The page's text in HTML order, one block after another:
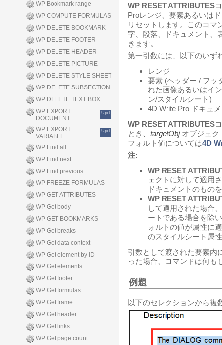
WP Bookmark range
WP COMPUTE FORMULAS
WP DELETE BOOKMARK
WP DELETE FOOTER
WP DELETE HEADER
WP DELETE PICTURE
WP DELETE STYLE SHEET
WP DELETE SUBSECTION
WP DELETE TEXT BOX
WP EXPORT
DOCUMENT
Upd
WP EXPORT
VARIABLE
Upd
WP Find all
WP Find next
WP Find previous
WP FREEZE FORMULAS
WP GET ATTRIBUTES
WP Get body
WP GET BOOKMARKS
WP Get breaks
WP Get data context
WP Get element by ID
WP Get elements
WP Get footer
WP Get formulas
WP Get frame
WP Get header
WP Get links
WP Get page count
WP RESET ATTRIBUTES
Proレンジ、要素あるいは
リセットします。このコマ
字、段落、ドキュメント、
きます。
第一引数には、以下のいず
レンジ
要素 (ヘッダー / フッ
れた画像あるいはイ
ン/スタイルシート)
4D Write Pro ドキュ
WP RESET ATTRIBUTES
とき、 targetObjオブジェク
フォルト値については4D
注:
WP RESET
ェクトに対して適用
ドキュメントのもの
WP RESET
して適用された場合
ートである場合を除
ォルトの値が属性に
のスタイルシート属
引数として渡された要素内
った場合、コマンドは何も
例題
以下のセレクションから複